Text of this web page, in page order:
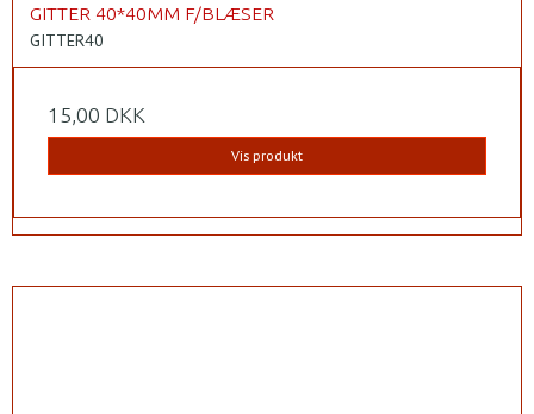
GITTER 40*40MM F/BLÆSER
GITTER40
15,00 DKK
Vis produkt